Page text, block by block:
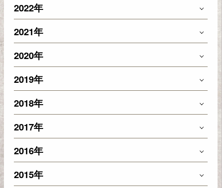
2022年
2021年
2020年
2019年
2018年
2017年
2016年
2015年